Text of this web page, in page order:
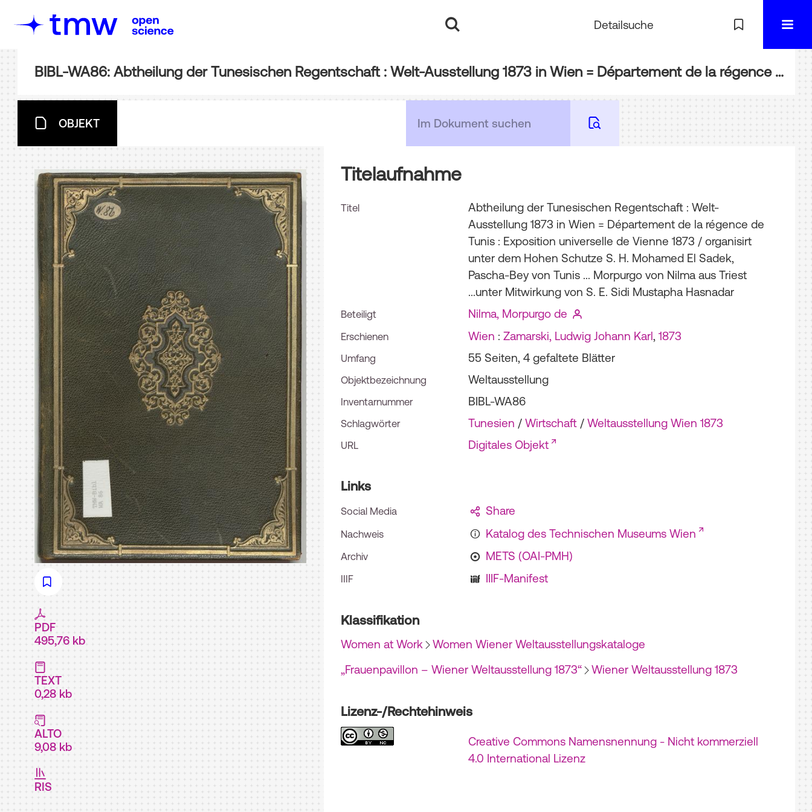
Detailsuche
BIBL-WA86: Abtheilung der Tunesischen Regentschaft : Welt-Ausstellung 1873 in Wien = Département de la régence de Tunis : Exposition universelle de Vienne 1873
OBJEKT
PDF
495,76 kb
TEXT
0,28 kb
ALTO
9,08 kb
RIS
Titelaufnahme
Titel
Abtheilung der Tunesischen Regentschaft : Welt-
Ausstellung 1873 in Wien = Département de la régence de
Tunis : Exposition universelle de Vienne 1873 / organisirt
unter dem Hohen Schutze S. H. Mohamed El Sadek,
Pascha-Bey von Tunis ... Morpurgo von Nilma aus Triest
...unter Mitwirkung von S. E. Sidi Mustapha Hasnadar
Beteiligt Nilma, Morpurgo de
Erschienen Wien : Zamarski, Ludwig Johann Karl, 1873
Umfang 55 Seiten, 4 gefaltete Blätter
Objektbezeichnung Weltausstellung
Inventarnummer BIBL-WA86
Schlagwörter Tunesien / Wirtschaft / Weltausstellung Wien 1873
URL Digitales Objekt
Links
Social Media Share
Nachweis Katalog des Technischen Museums Wien
Archiv METS (OAI-PMH)
IIIF IIIF-Manifest
Klassifikation
Women at Work
Women Wiener Weltausstellungskataloge
„Frauenpavillon – Wiener Weltausstellung 1873“
Wiener Weltausstellung 1873
Lizenz-/Rechtehinweis
Creative Commons Namensnennung - Nicht kommerziell
4.0 International Lizenz